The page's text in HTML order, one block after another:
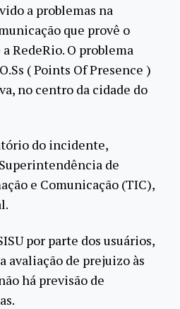
a problemas na
que provê o
a RedeRio. O problema
( Points Of Presence )
no centro da cidade do
do incidente,
de
e Comunicação (TIC),
por parte dos usuários,
avaliação de prejuizo às
há previsão de